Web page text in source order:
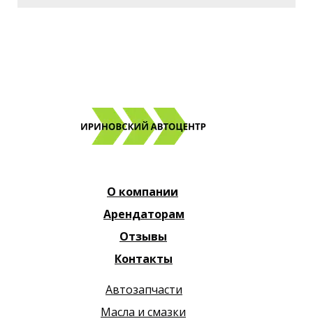
Контакты
Отзывы
Арендаторам
Масла и смазки
Автозапчасти
О компании